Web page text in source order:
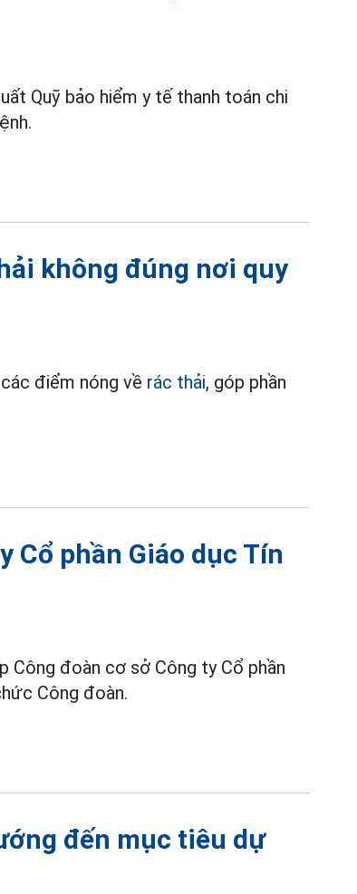
Quỹ bảo hiểm y tế thanh toán chi
không đúng nơi quy
điểm nóng về rác thải, góp phần
Cổ phần Giáo dục Tín
Công đoàn cơ sở Công ty Cổ phần
Công đoàn.
đến mục tiêu dự